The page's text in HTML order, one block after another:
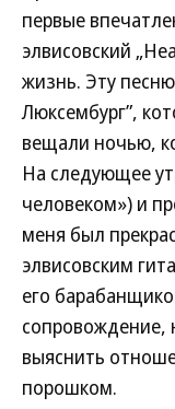
первые
элвисовский
жизнь. Эту
Люксембург”,
вещали ночью,
На следующее
человеком») и
меня был
элвисовским
его
сопровождение,
выяснить
порошком.